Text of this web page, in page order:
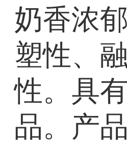
奶香浓
塑性、
性。具
品。产